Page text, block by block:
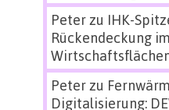
Peterzu IHK-
Rückendeckung
Peterzu
Digitalisierung: